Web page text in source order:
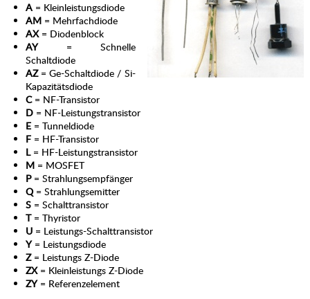
A= Kleinleistungsdiode
AM= Mehrfachdiode
AX= Diodenblock
AY= Schnelle
Schaltdiode
AZ= Ge-Schaltdiode / Si-
Kapazitätsdiode
C= NF-Transistor
D= NF-Leistungstransistor
E= Tunneldiode
F= HF-Transistor
L= HF-Leistungstransistor
M= MOSFET
P= Strahlungsempfänger
Q= Strahlungsemitter
S= Schalttransistor
T= Thyristor
U= Leistungs-Schalttransistor
Y= Leistungsdiode
Z= Leistungs Z-Diode
ZX= Kleinleistungs Z-Diode
ZY= Referenzelement